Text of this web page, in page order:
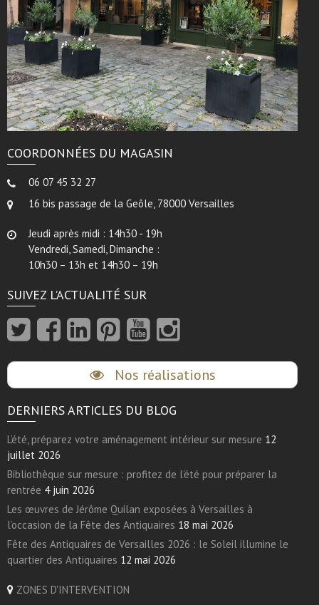
COORDONNÉES DU MAGASIN
06 07 45 32 27
16 bis passage de la Geôle, 78000 Versailles
Jeudi après midi : 14h30 - 19h
Vendredi, Samedi, Dimanche :
10h30 – 13h et 14h30 – 19h
SUIVEZ L’ACTUALITÉ SUR
Nos réalisations
DERNIERS ARTICLES DU BLOG
L’été, préparez votre aménagement intérieur sur mesure 12
juillet 2026
Bibliothèque sur mesure : profitez de l’été pour préparer la
rentrée 4 juin 2026
Les œuvres de Jérôme Quilan exposées à Versailles à
l’occasion de la Fête des Antiquaires 18 mai 2026
Fête des Antiquaires de Versailles 2026 : le Soleil illumine le
quartier des Antiquaires 12 mai 2026
ZONES D'INTERVENTION